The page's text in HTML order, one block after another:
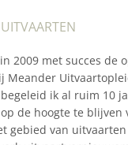
2009 met succes de
Meander
ik al ruim 10
de hoogte te blijven
gebied van